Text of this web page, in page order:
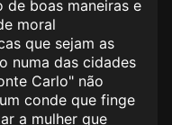
de boas maneiras e
moral
que sejam as
numa das cidades
Carlo" não
conde que finge
a mulher que